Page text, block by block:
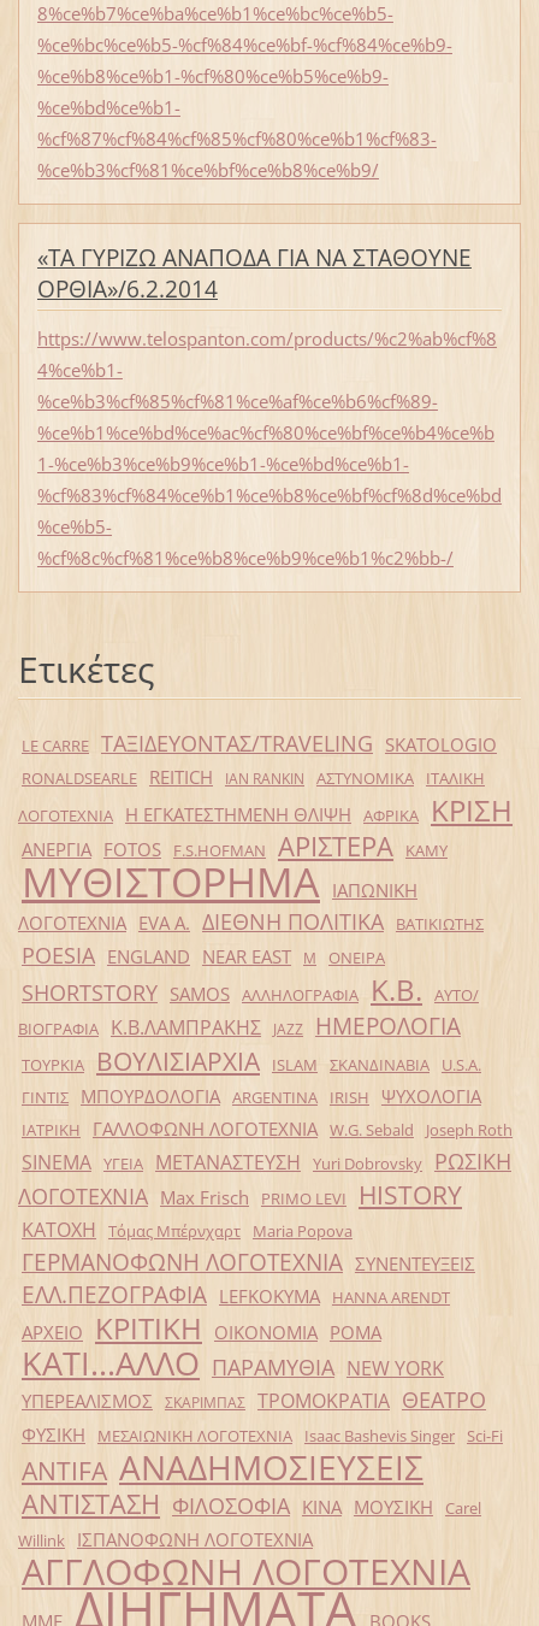
8%ce%b7%ce%ba%ce%b1%ce%bc%ce%b5-
%ce%bc%ce%b5-%cf%84%ce%bf-%cf%84%ce%b9-
%ce%b8%ce%b1-%cf%80%ce%b5%ce%b9-
%ce%bd%ce%b1-
%cf%87%cf%84%cf%85%cf%80%ce%b1%cf%83-
%ce%b3%cf%81%ce%bf%ce%b8%ce%b9/
«ΤΑ ΓΥΡΙΖΩ ΑΝΑΠΟΔΑ ΓΙΑ ΝΑ ΣΤΑΘΟΥΝΕ
ΟΡΘΙΑ»/6.2.2014
https://www.telospanton.com/products/%c2%ab%cf%8
4%ce%b1-
%ce%b3%cf%85%cf%81%ce%af%ce%b6%cf%89-
%ce%b1%ce%bd%ce%ac%cf%80%ce%bf%ce%b4%ce%b
1-%ce%b3%ce%b9%ce%b1-%ce%bd%ce%b1-
%cf%83%cf%84%ce%b1%ce%b8%ce%bf%cf%8d%ce%bd
%ce%b5-
%cf%8c%cf%81%ce%b8%ce%b9%ce%b1%c2%bb-/
Ετικέτες
LE CARRE ΤΑΞΙΔΕΥΟΝΤΑΣ/TRAVELING SKATOLOGIO
RONALDSEARLE REITICH IAN RANKIN ΑΣΤΥΝΟΜΙΚΑ
ΙΤΑΛΙΚΗ
ΛΟΓΟΤΕΧΝΙΑ
Η ΕΓΚΑΤΕΣΤΗΜΕΝΗ ΘΛΙΨΗ ΑΦΡΙΚΑ ΚΡΙΣΗ
ΑΝΕΡΓΙΑ FOTOS F.S.HOFMAN ΑΡΙΣΤΕΡΑ ΚΑΜΥ
ΜΥΘΙΣΤΟΡΗΜΑ ΙΑΠΩΝΙΚΗ
ΛΟΓΟΤΕΧΝΙΑ EVA Α. ΔΙΕΘΝΗ ΠΟΛΙΤΙΚΑ ΒΑΤΙΚΙΩΤΗΣ
POESIA ENGLAND NEAR EAST Μ ΟΝΕΙΡΑ
SHORTSTORY SAMOS ΑΛΛΗΛΟΓΡΑΦΙΑ Κ.Β.
ΑΥΤΟ/
ΒΙΟΓΡΑΦΙΑ
Κ.Β.ΛΑΜΠΡΑΚΗΣ JAZZ ΗΜΕΡΟΛΟΓΙΑ
ΤΟΥΡΚΙΑ ΒΟΥΛΙΣΙΑΡΧΙΑ ISLAM ΣΚΑΝΔΙΝΑΒΙΑ
U.S.A.
ΓΙΝΤΙΣ
ΜΠΟΥΡΔΟΛΟΓΙΑ ARGENTINA IRISH ΨΥΧΟΛΟΓΙΑ
ΙΑΤΡΙΚΗ ΓΑΛΛΟΦΩΝΗ ΛΟΓΟΤΕΧΝΙΑ W.G. Sebald Joseph Roth
SINEMA ΥΓΕΙΑ ΜΕΤΑΝΑΣΤΕΥΣΗ Yuri Dobrovsky
ΡΩΣΙΚΗ
ΛΟΓΟΤΕΧΝΙΑ Max Frisch PRIMO LEVI HISTORY
ΚΑΤΟΧΗ Τόμας Μπέρνχαρτ Maria Popova
ΓΕΡΜΑΝΟΦΩΝΗ ΛΟΓΟΤΕΧΝΙΑ ΣΥΝΕΝΤΕΥΞΕΙΣ
ΕΛΛ.ΠΕΖΟΓΡΑΦΙΑ LEFKOKYMA HANNA ARENDT
ΑΡΧΕΙΟ ΚΡΙΤΙΚΗ ΟΙΚΟΝΟΜΙΑ ΡΟΜΑ
ΚΑΤΙ...ΑΛΛΟ ΠΑΡΑΜΥΘΙΑ NEW YORK
ΥΠΕΡΕΑΛΙΣΜΟΣ ΣΚΑΡΙΜΠΑΣ ΤΡΟΜΟΚΡΑΤΙΑ ΘΕΑΤΡΟ
ΦΥΣΙΚΗ ΜΕΣΑΙΩΝΙΚΗ ΛΟΓΟΤΕΧΝΙΑ Isaac Bashevis Singer Sci-Fi
ANTIFA ΑΝΑΔΗΜΟΣΙΕΥΣΕΙΣ
ΑΝΤΙΣΤΑΣΗ ΦΙΛΟΣΟΦΙΑ ΚΙΝΑ ΜΟΥΣΙΚΗ
Carel
Willink
ΙΣΠΑΝΟΦΩΝΗ ΛΟΓΟΤΕΧΝΙΑ
ΑΓΓΛΟΦΩΝΗ ΛΟΓΟΤΕΧΝΙΑ
ΜΜΕ ΔΙΗΓΗΜΑΤΑ BOOKS